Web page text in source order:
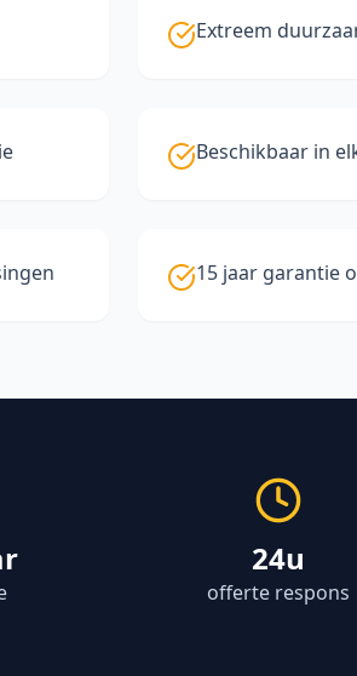
Extreem
Beschikbaar in
15 jaar garantie
24u
offerte respons